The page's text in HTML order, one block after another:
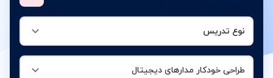
نوع تدریس
طراحی خودکار مدارهای دیجیتال